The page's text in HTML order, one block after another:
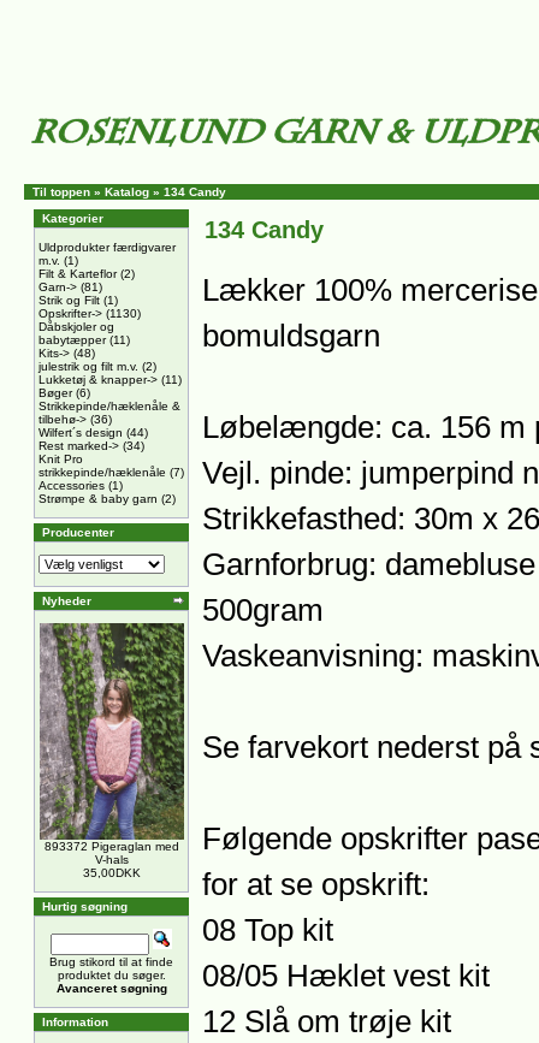
Til toppen » Katalog » 134 Candy
Kategorier
Uldprodukter færdigvarer
m.v. (1)
Filt & Karteflor(2)
Garn-> (81)
Strik og Filt (1)
Opskrifter-> (1130)
Dåbskjoler og
babytæpper(11)
Kits-> (48)
julestrik og filt m.v. (2)
Lukketøj & knapper-> (11)
Bøger(6)
Strikkepinde/hæklenåle &
tilbehø-> (36)
Wilfert´s design (44)
Rest marked-> (34)
Knit Pro
strikkepinde/hæklenåle (7)
Accessories (1)
Strømpe & baby garn (2)
Producenter
Nyheder
893372 Pigeraglan med
V-hals
35,00DKK
Hurtig søgning
Brug stikord til at finde
produktet du søger.
Avanceret søgning
Information
134 Candy
Lækker 100%
bomuldsgarn
Løbelængde: ca. 156 m
Vejl. pinde: jumperpind
Strikkefasthed: 30m x
Garnforbrug:
500gram
Vaskeanvisning:
Se farvekort nederst på
Følgende opskrifter
for at se opskrift:
08 Top kit
08/05 Hæklet vest kit
12 Slå om trøje kit